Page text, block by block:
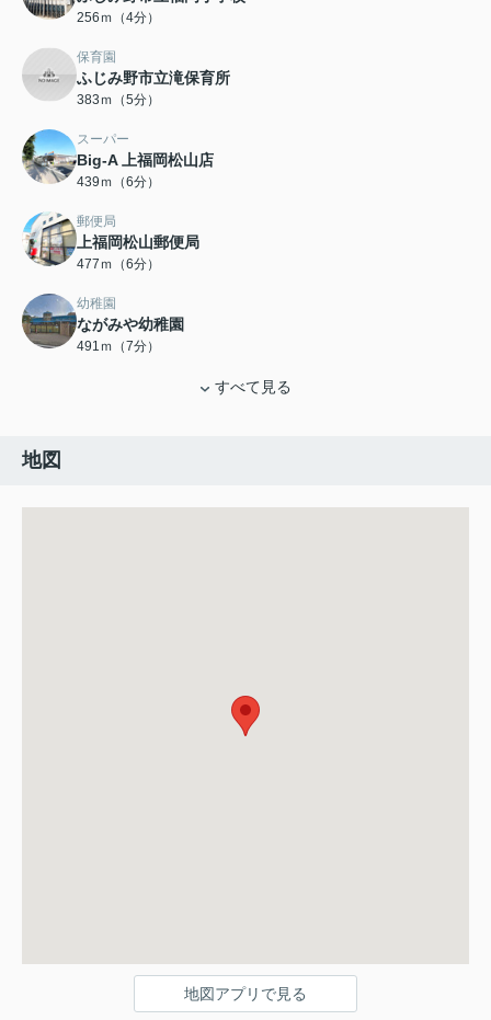
256ｍ（4分）
保育園
ふじみ野市立滝保育所
383ｍ（5分）
スーパー
Big-A 上福岡松山店
439ｍ（6分）
郵便局
上福岡松山郵便局
477ｍ（6分）
幼稚園
ながみや幼稚園
491ｍ（7分）
すべて見る
地図
地図アプリで見る